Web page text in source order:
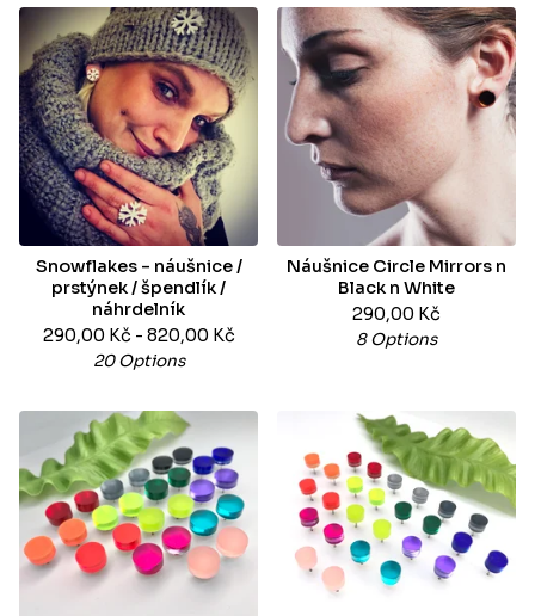
Snowflakes - náušnice /
prstýnek / špendlík /
náhrdelník
290,00 Kč - 820,00 Kč
20 Options
Náušnice Circle Mirrors n
Black n White
290,00 Kč
8 Options